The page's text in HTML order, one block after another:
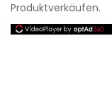
Produktverkäufen.